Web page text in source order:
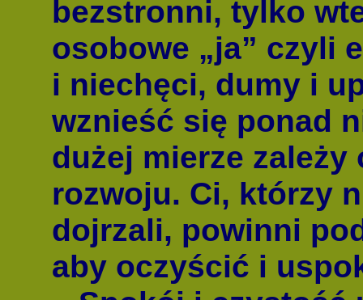
bezstronni, tylko
osobowe „ja” czyli
i niechęci, dumy i
wznieść się ponad
dużej mierze zależy
rozwoju. Ci, którzy
dojrzali, powinni
aby oczyścić i